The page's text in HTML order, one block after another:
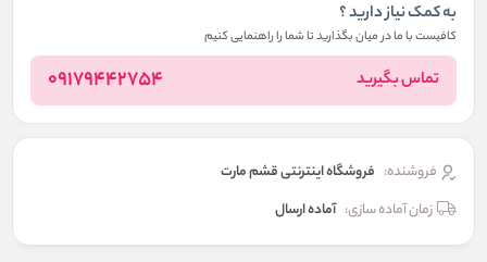
به کمک نیاز دارید ؟
کافیست با ما در میان بگذارید تا شما را راهنمایی کنیم
تماس بگیرید 09179442754
فروشنده: فروشگاه اینترنتی قشم مارت
زمان آماده سازی: آماده ارسال